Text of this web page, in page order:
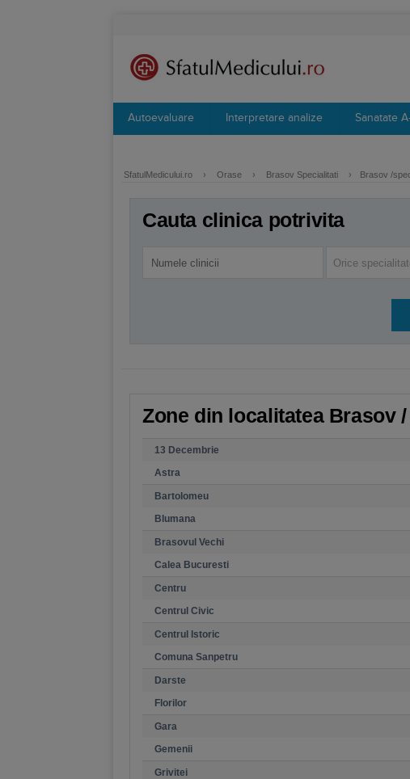
Autoevaluare Interpretare analize Sanatate
SfatulMedicului.ro › Orase › Brasov Specialitati › Brasov /
Cauta clinica potrivita
Orice
Zone din localitatea Brasov
13 Decembrie
Astra
Bartolomeu
Blumana
Brasovul Vechi
Calea Bucuresti
Centru
Centrul Civic
Centrul Istoric
Comuna Sanpetru
Darste
Florilor
Gara
Gemenii
Grivitei